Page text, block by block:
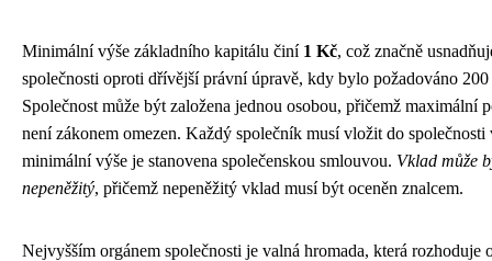
Minimální výše základního kapitálu činí 1 Kč, což značně
společnosti oproti dřívější právní úpravě, kdy bylo požadováno
Společnost může být založena jednou osobou, přičemž maximální
není zákonem omezen. Každý společník musí vložit do společnosti
minimální výše je stanovena společenskou smlouvou. Vklad může
nepeněžitý, přičemž nepeněžitý vklad musí být oceněn znalcem.
Nejvyšším orgánem společnosti je valná hromada, která rozhoduje